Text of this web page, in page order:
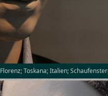
Florenz; Toskana; Italien;